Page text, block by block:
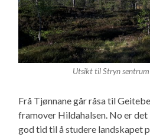
Utsikt til Stryn sentrum
Frå Tjønnane går råsa til
framover Hildahalsen. No er
god tid til å studere landskapet